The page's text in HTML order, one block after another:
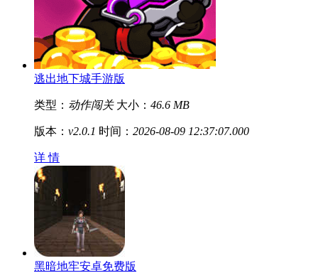
逃出地下城手游版
类型： 动作闯关 大小： 46.6 MB
版本： v2.0.1 时间： 2026-08-09 12:37:07.000
详 情
黑暗地牢安卓免费版